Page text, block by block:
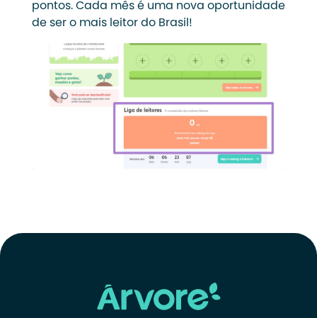
pontos. Cada mês é uma nova oportunidade
de ser o mais leitor do Brasil!